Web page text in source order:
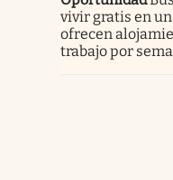
vivir gratis en
ofrecen
trabajo por